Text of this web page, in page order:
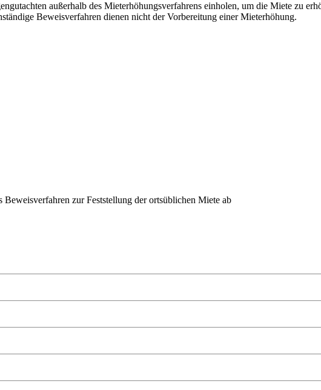
außerhalb des Mieterhöhungsverfahrens einholen, um die Miete zu
Beweisverfahren dienen nicht der Vorbereitung einer Mieterhöhung.
zur Feststellung der ortsüblichen Miete ab